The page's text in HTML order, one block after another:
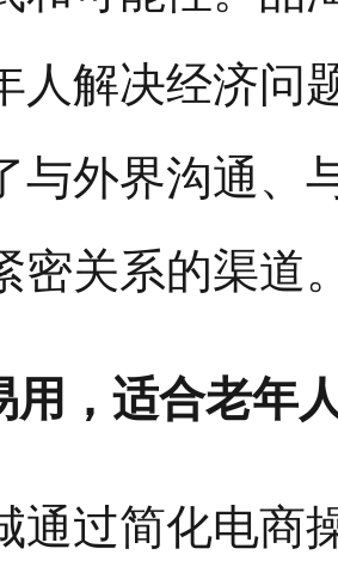
人解决经济问
与外界沟通、
密关系的渠道
用，适合老年
通过简化电商